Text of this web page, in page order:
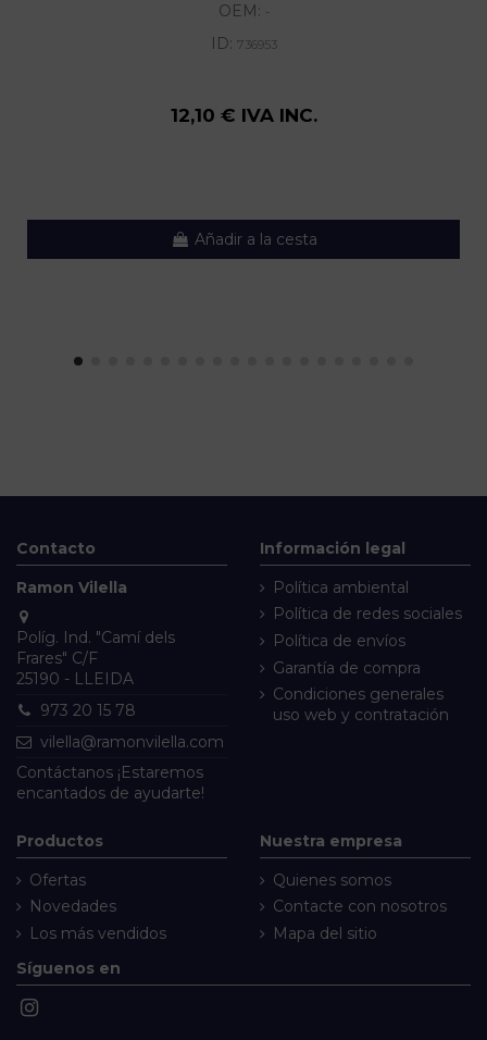
OEM: -
ID: 736953
12,10 € IVA INC.
Añadir a la cesta
Contacto
Ramon Vilella
Políg. Ind. "Camí dels
Frares" C/F
25190 - LLEIDA
973 20 15 78
vilella@ramonvilella.com
Contáctanos ¡Estaremos
encantados de ayudarte!
Información legal
Política ambiental
Política de redes sociales
Política de envíos
Garantía de compra
Condiciones generales
uso web y contratación
Productos
Ofertas
Novedades
Los más vendidos
Nuestra empresa
Quienes somos
Contacte con nosotros
Mapa del sitio
Síguenos en